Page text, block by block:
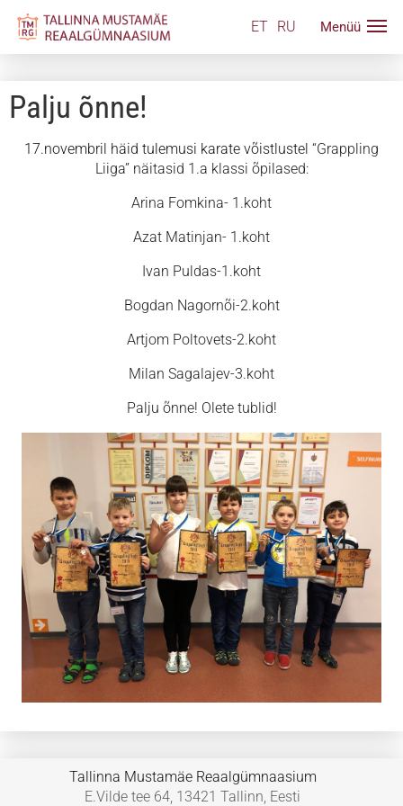
ET RU
Palju õnne!
17.novembril häid tulemusi karate võistlustel “Grappling
Liiga” näitasid 1.a klassi õpilased:
Arina Fomkina- 1.koht
Azat Matinjan- 1.koht
Ivan Puldas-1.koht
Bogdan Nagornõi-2.koht
Artjom Poltovets-2.koht
Milan Sagalajev-3.koht
Palju õnne! Olete tublid!
Tallinna Mustamäe Reaalgümnaasium
E.Vilde tee 64, 13421 Tallinn, Eesti